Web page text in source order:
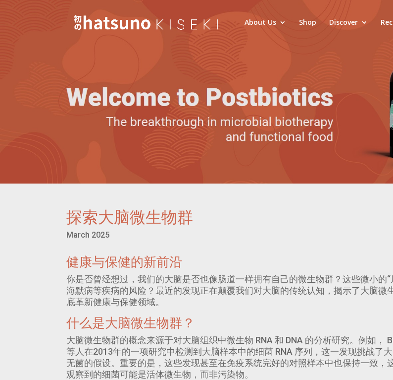
About Us Shop Discover
探索大脑微生物群
March 2025
健康与保健的新前沿
你是否曾经想过，我们的大脑是否也像肠道一样拥有自己的微生物群？这些微小的
海默病等疾病的风险？最近的发现正在颠覆我们对大脑的传统认知，揭示了大脑
底革新健康与保健领域。
什么是大脑微生物群？
大脑微生物群的概念来源于对大脑组织中微生物 RNA 和 DNA 的分析研究。例如，
等人在2013年的一项研究中检测到大脑样本中的细菌 RNA 序列，这一发现挑战了
无菌的假设。重要的是，这些发现甚至在免疫系统完好的对照样本中也保持一致，
观察到的细菌可能是活体微生物，而非污染物。